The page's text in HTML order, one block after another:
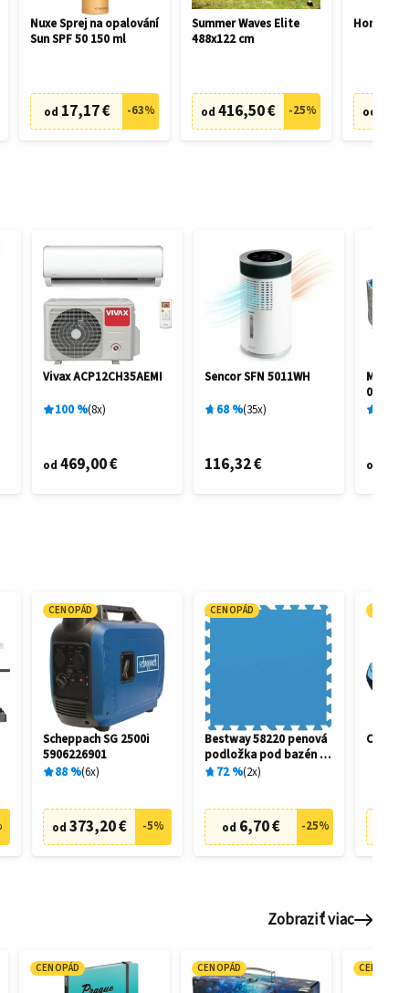
Nuxe Sprej na opalování
Sun SPF 50 150 ml
od 17,17 € -63%
Summer Waves Elite
488x122 cm
od 416,50 € -25%
Honda
od
Vivax ACP12CH35AEMI
100 % 8x
od 469,00 €
Sencor SFN 5011WH
68 % 35x
116,32 €
0,91 M
od
CENOPÁD
Scheppach SG 2500i
5906226901
88 % 6x
od 373,20 € -5%
CENOPÁD
Bestway 58220 penová
podložka pod bazén 50
x 50 cm (9 ks)
72% 2x
od 6,70 € -25%
Crivit
Zobraziť viac
CENOPÁD CENOPÁD CENOPÁD